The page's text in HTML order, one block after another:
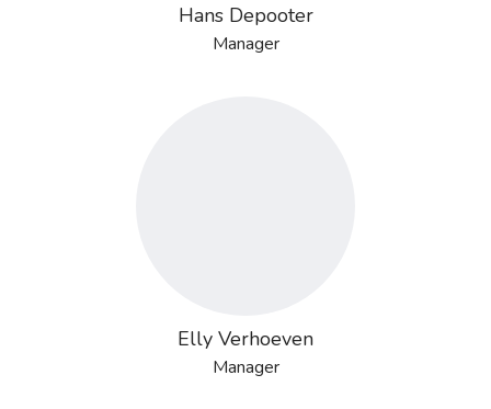
Hans Depooter
Manager
Elly Verhoeven
Manager